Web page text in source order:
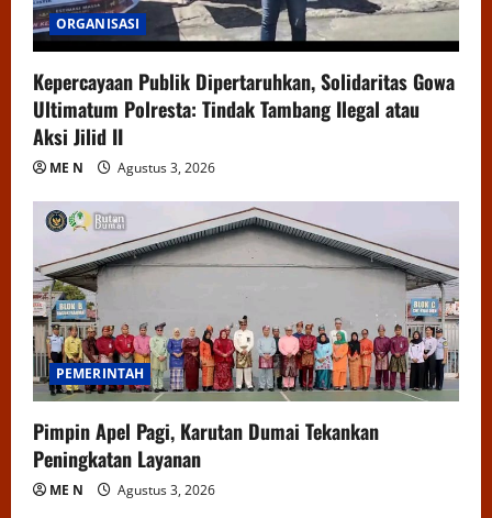
ORGANISASI
Kepercayaan Publik Dipertaruhkan, Solidaritas Gowa
Ultimatum Polresta: Tindak Tambang Ilegal atau
Aksi Jilid II
ME N Agustus 3, 2026
PEMERINTAH
Pimpin Apel Pagi, Karutan Dumai Tekankan
Peningkatan Layanan
ME N Agustus 3, 2026